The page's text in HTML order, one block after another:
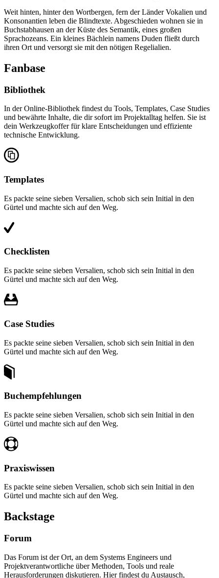
Weit hinten, hinter den Wortbergen, fern der Länder Vokalien und
Konsonantien leben die Blindtexte. Abgeschieden wohnen sie in
Buchstabhausen an der Küste des Semantik, eines großen
Sprachozeans. Ein kleines Bächlein namens Duden fließt durch
ihren Ort und versorgt sie mit den nötigen Regelialien.
Fanbase
Bibliothek
In der Online-Bibliothek findest du Tools, Templates, Case Studies
und bewährte Inhalte, die dir sofort im Projektalltag helfen. Sie ist
dein Werkzeugkoffer für klare Entscheidungen und effiziente
technische Entwicklung.
Templates
Es packte seine sieben Versalien, schob sich sein Initial in den
Gürtel und machte sich auf den Weg.
Checklisten
Es packte seine sieben Versalien, schob sich sein Initial in den
Gürtel und machte sich auf den Weg.
Case Studies
Es packte seine sieben Versalien, schob sich sein Initial in den
Gürtel und machte sich auf den Weg.
Buchempfehlungen
Es packte seine sieben Versalien, schob sich sein Initial in den
Gürtel und machte sich auf den Weg.
Praxiswissen
Es packte seine sieben Versalien, schob sich sein Initial in den
Gürtel und machte sich auf den Weg.
Backstage
Forum
Das Forum ist der Ort, an dem Systems Engineers und
Projektverantwortliche über Methoden, Tools und reale
Herausforderungen diskutieren. Hier findest du Austausch,